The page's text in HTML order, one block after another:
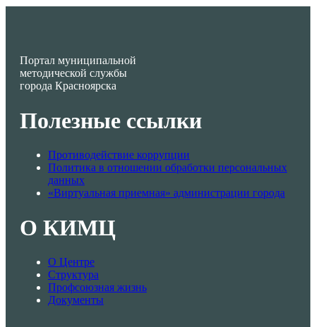
Портал муниципальной
методической службы
города Красноярска
Полезные ссылки
Противодействие коррупции
Политика в отношении обработки персональных
данных
«Виртуальная приемная» администрации города
О КИМЦ
О Центре
Структура
Профсоюзная жизнь
Документы